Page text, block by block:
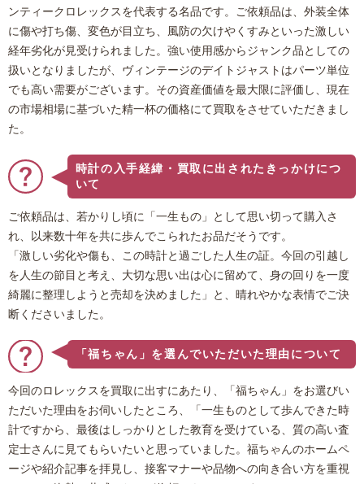
ンティークロレックスを代表する名品です。ご依頼品は、外装全体
に傷や打ち傷、変色が目立ち、風防の欠けやくすみといった激しい
経年劣化が見受けられました。強い使用感からジャンク品としての
扱いとなりましたが、ヴィンテージのデイトジャストはパーツ単位
でも高い需要がございます。その資産価値を最大限に評価し、現在
の市場相場に基づいた精一杯の価格にて買取をさせていただきまし
た。
時計の入手経緯・買取に出されたきっかけにつ
いて
ご依頼品は、若かりし頃に「一生もの」として思い切って購入さ
れ、以来数十年を共に歩んでこられたお品だそうです。
「激しい劣化や傷も、この時計と過ごした人生の証。今回の引越し
を人生の節目と考え、大切な思い出は心に留めて、身の回りを一度
綺麗に整理しようと売却を決めました」と、晴れやかな表情でご決
断くださいました。
「福ちゃん」を選んでいただいた理由について
今回のロレックスを買取に出すにあたり、「福ちゃん」をお選びい
ただいた理由をお伺いしたところ、「一生ものとして歩んできた時
計ですから、最後はしっかりとした教育を受けている、質の高い査
定士さんに見てもらいたいと思っていました。福ちゃんのホームペ
ージや紹介記事を拝見し、接客マナーや品物への向き合い方を重視